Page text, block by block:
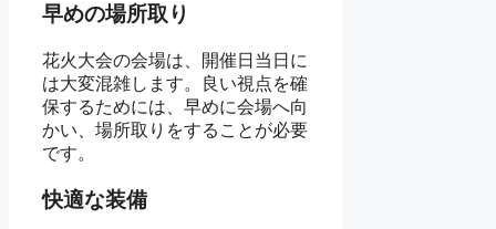
早めの場所取り
花火大会の会場は、開催日当日に
は大変混雑します。良い視点を確
保するためには、早めに会場へ向
かい、場所取りをすることが必要
です。
快適な装備